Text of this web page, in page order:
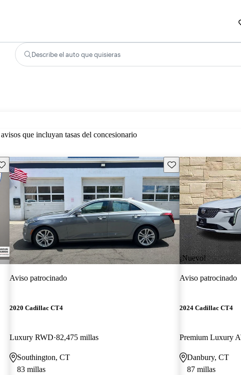
Describe el auto que quisieras
que incluyan tasas del concesionario
este Aviso Guarda este Aviso
Aviso patrocinado
2020 Cadillac CT4
Luxury RWD 82,475 millas
Southington, CT
83 millas
¡Nuevo!
Aviso patrocinado
2024 Cadillac CT4
Premium Luxury
Danbury, CT
87 millas